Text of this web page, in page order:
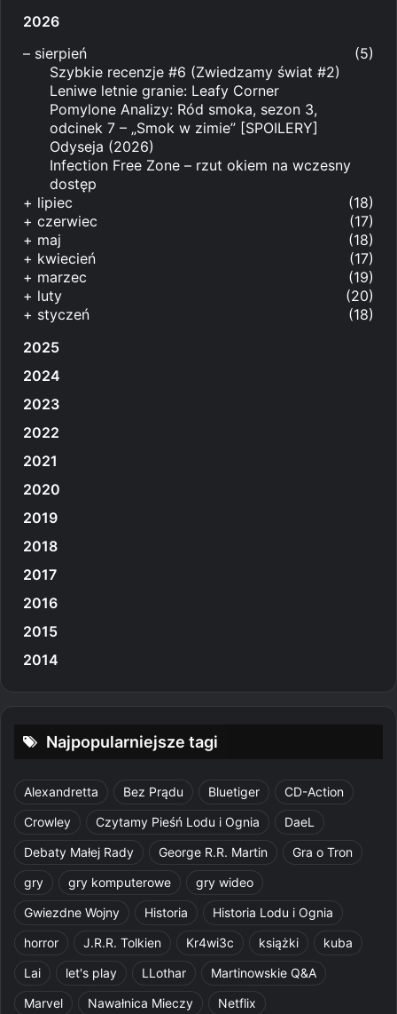
2026
– sierpień
(5)
Szybkie recenzje #6 (Zwiedzamy świat #2)
Leniwe letnie granie: Leafy Corner
Pomylone Analizy: Ród smoka, sezon 3,
odcinek 7 – „Smok w zimie” [SPOILERY]
Odyseja (2026)
Infection Free Zone – rzut okiem na wczesny
dostęp
+ lipiec
(18)
+ czerwiec
(17)
+ maj
(18)
+ kwiecień
(17)
+ marzec
(19)
+ luty
(20)
+ styczeń
(18)
2025
2024
2023
2022
2021
2020
2019
2018
2017
2016
2015
2014
Najpopularniejsze tagi
Alexandretta Bez Prądu Bluetiger
CD-Action
Crowley
Czytamy Pieśń Lodu i Ognia
DaeL
Debaty Małej Rady
George R.R. Martin
Gra o Tron
gry
gry komputerowe
gry wideo
Gwiezdne Wojny
Historia
Historia Lodu i Ognia
horror
J.R.R. Tolkien Kr4wi3c książki
kuba
Lai
let's play LLothar
Martinowskie Q&A
Marvel
Nawałnica Mieczy Netflix